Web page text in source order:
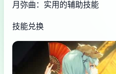
月弥曲：实用的辅助技能
技能兑换